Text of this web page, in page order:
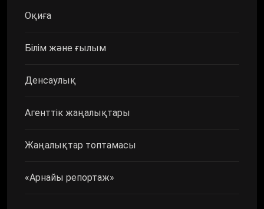
Оқиға
Білім және ғылым
Денсаулық
Агенттік жаңалықтары
Жаңалықтар топтамасы
«Арнайы репортаж»